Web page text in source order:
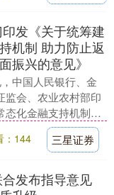
发《关于统筹建
机制 助力防止返
振兴的意见》
中国人民银行、金
监会、农业农村部印
态化金融支持机制助
村全面振兴的意
....
：144 三星证券
发布指导意见